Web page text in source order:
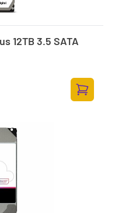
12TB 3.5 SATA
Zum